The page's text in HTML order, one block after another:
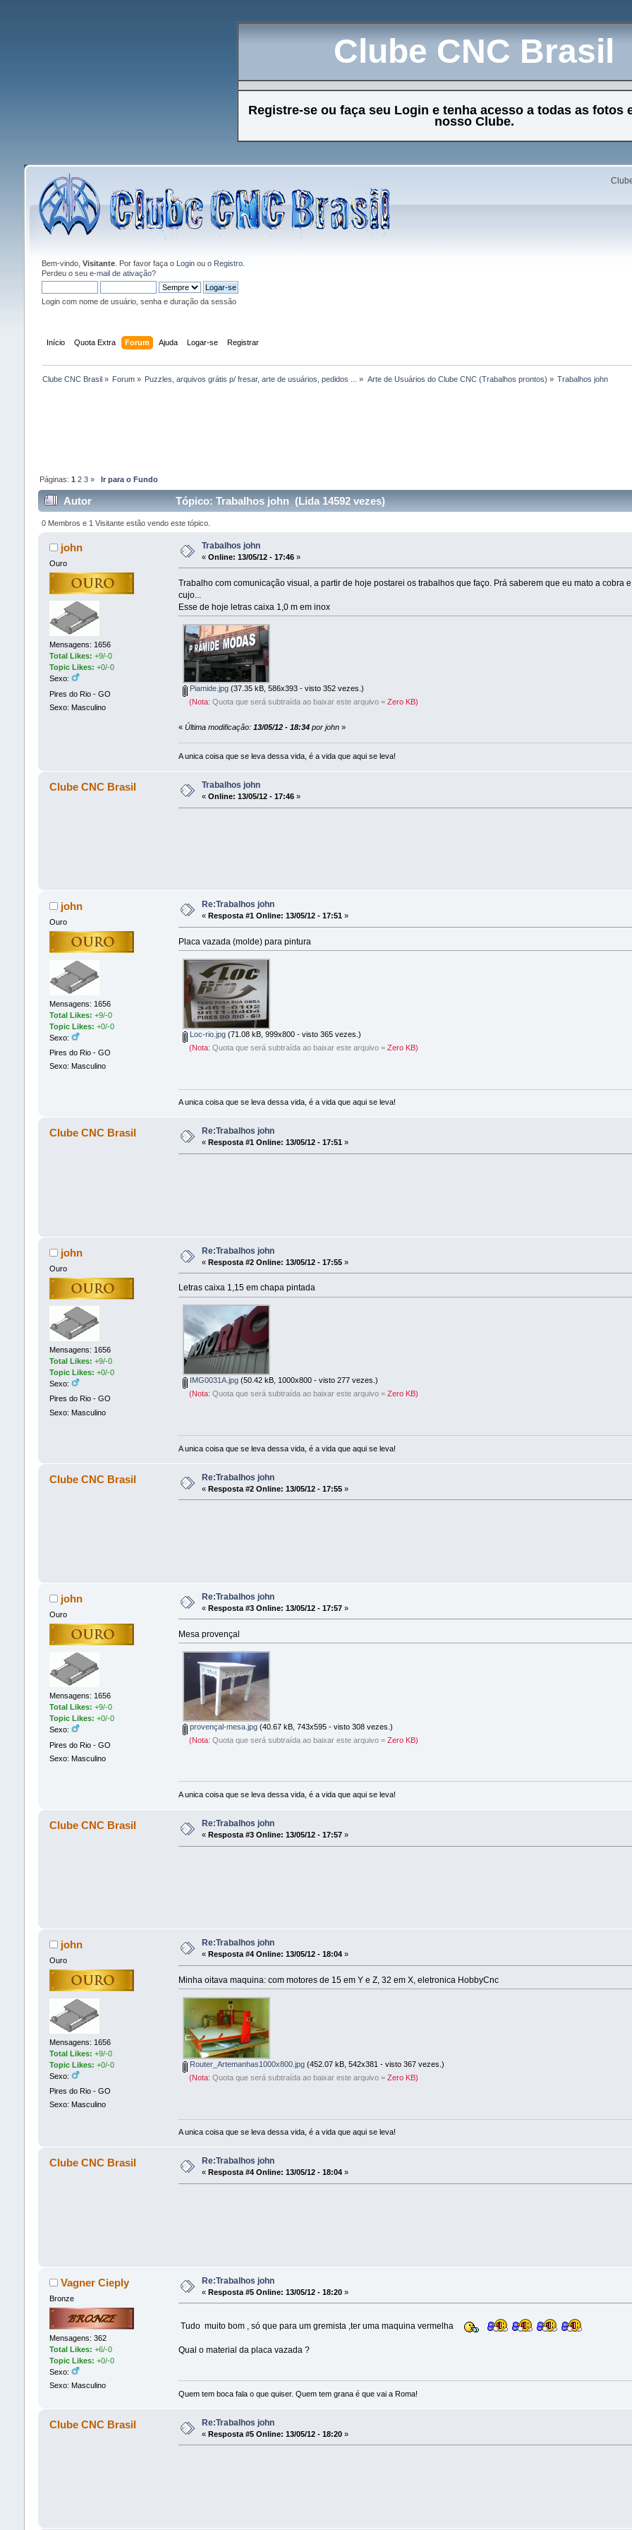
Clube CNC Brasil
Registre-se ou faça seu Login e tenha acesso a todas as fotos
nosso Clube.
Bem-vindo, Visitante. Por favor faça o Loginou o Registro.
Perdeu o seu e-mail de ativação?
Login com nome de usuário, senha e duração da sessão
Início Quota Extra Forum Ajuda Logar-se Registrar
Clube CNC Brasil» Forum » Puzzles, arquivos grátis p/ fresar, arte de usuários, pedidos ... » Arte de Usuários do Clube CNC (Trabalhos prontos) » Trabalhos john
Páginas: 1 2 3 » Ir para o Fundo
Autor Tópico: Trabalhos john (Lida 14592 vezes)
0 Membros e 1 Visitante estão vendo este tópico.
john
Ouro
Mensagens: 1656
Total Likes: +9/-0
Topic Likes: +0/-0
Sexo:
Pires do Rio - GO
Sexo: Masculino
Trabalhos john
« Online: 13/05/12 - 17:46»
Trabalho com comunicação visual, a partir de hoje postarei os trabalhos que faço. Prá saberem que eu mato a cobra
cujo...
Esse de hoje letras caixa 1,0 m em inox
Piamide.jpg(37.35 kB, 586x393 - visto 352 vezes.)
(Nota: Quota que será subtraída ao baixar este arquivo = Zero KB)
«Última modificação:13/05/12 - 18:34 por john »
A unica coisa que se leva dessa vida, é a vida que aqui se leva!
Clube CNC Brasil Trabalhos john
« Online: 13/05/12 - 17:46»
john
Ouro
Mensagens: 1656
Total Likes: +9/-0
Topic Likes: +0/-0
Sexo:
Pires do Rio - GO
Sexo: Masculino
Re:Trabalhos john
« Resposta #1 Online: 13/05/12 - 17:51»
Placa vazada (molde) para pintura
Loc-rio.jpg(71.08 kB, 999x800 - visto 365 vezes.)
(Nota: Quota que será subtraída ao baixar este arquivo = Zero KB)
A unica coisa que se leva dessa vida, é a vida que aqui se leva!
Clube CNC Brasil Re:Trabalhos john
« Resposta #1 Online: 13/05/12 - 17:51»
john
Ouro
Mensagens: 1656
Total Likes: +9/-0
Topic Likes: +0/-0
Sexo:
Pires do Rio - GO
Sexo: Masculino
Re:Trabalhos john
« Resposta #2 Online: 13/05/12 - 17:55»
Letras caixa 1,15 em chapa pintada
IMG0031A.jpg(50.42 kB, 1000x800 - visto 277 vezes.)
(Nota: Quota que será subtraída ao baixar este arquivo = Zero KB)
A unica coisa que se leva dessa vida, é a vida que aqui se leva!
Clube CNC Brasil Re:Trabalhos john
« Resposta #2 Online: 13/05/12 - 17:55»
john
Ouro
Mensagens: 1656
Total Likes: +9/-0
Topic Likes: +0/-0
Sexo:
Pires do Rio - GO
Sexo: Masculino
Re:Trabalhos john
« Resposta #3 Online: 13/05/12 - 17:57»
Mesa provençal
provençal-mesa.jpg(40.67 kB, 743x595 - visto 308 vezes.)
(Nota: Quota que será subtraída ao baixar este arquivo = Zero KB)
A unica coisa que se leva dessa vida, é a vida que aqui se leva!
Clube CNC Brasil Re:Trabalhos john
« Resposta #3 Online: 13/05/12 - 17:57»
john
Ouro
Mensagens: 1656
Total Likes: +9/-0
Topic Likes: +0/-0
Sexo:
Pires do Rio - GO
Sexo: Masculino
Re:Trabalhos john
« Resposta #4 Online: 13/05/12 - 18:04»
Minha oitava maquina: com motores de 15 em Y e Z, 32 em X, eletronica HobbyCnc
Router_Artemanhas1000x800.jpg(452.07 kB, 542x381 - visto 367 vezes.)
(Nota: Quota que será subtraída ao baixar este arquivo = Zero KB)
A unica coisa que se leva dessa vida, é a vida que aqui se leva!
Clube CNC Brasil Re:Trabalhos john
« Resposta #4 Online: 13/05/12 - 18:04»
Vagner Cieply
Bronze
Mensagens: 362
Total Likes: +6/-0
Topic Likes: +0/-0
Sexo:
Sexo: Masculino
Re:Trabalhos john
« Resposta #5 Online: 13/05/12 - 18:20»
Tudo muito bom , só que para um gremista ,ter uma maquina vermelha
Qual o material da placa vazada ?
Quem tem boca fala o que quiser. Quem tem grana é que vai a Roma!
Clube CNC Brasil Re:Trabalhos john
« Resposta #5 Online: 13/05/12 - 18:20»